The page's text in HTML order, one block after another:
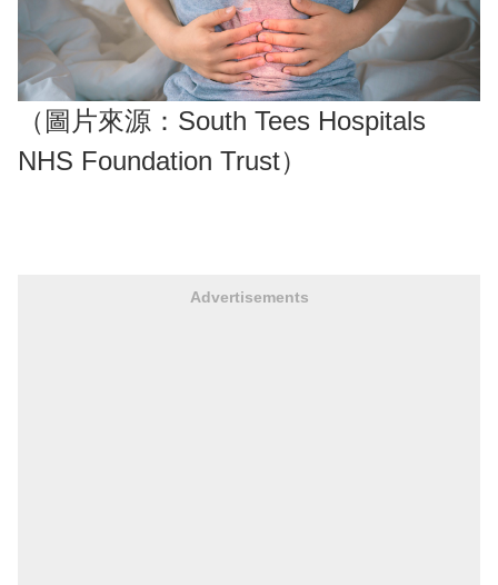
（圖片來源：South Tees Hospitals
NHS Foundation Trust）
Advertisements